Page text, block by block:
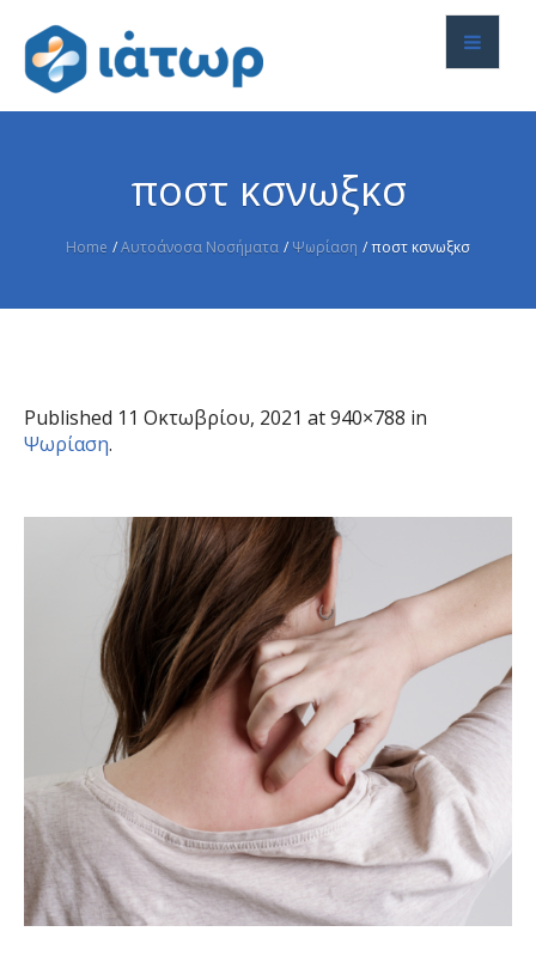
ποστ κσνωξκσ
Home /Αυτοάνοσα Νοσήματα / Ψωρίαση /ποστ κσνωξκσ
Published 11 Οκτωβρίου, 2021 at 940×788 in
Ψωρίαση.